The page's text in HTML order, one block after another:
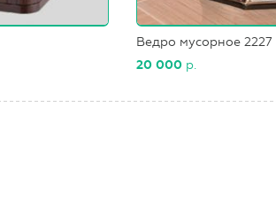
Ведро мусорное 2227
20 000 р.